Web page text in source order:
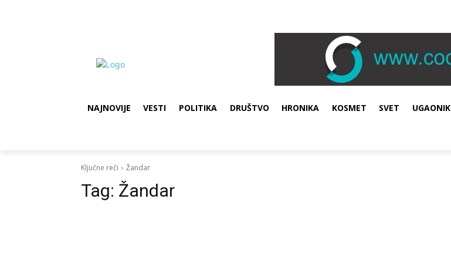
NAJNOVIJE VESTI POLITIKA DRUŠTVO HRONIKA KOSMET SVET UGAONIK
Ključne reči Žandar
Tag: Žandar